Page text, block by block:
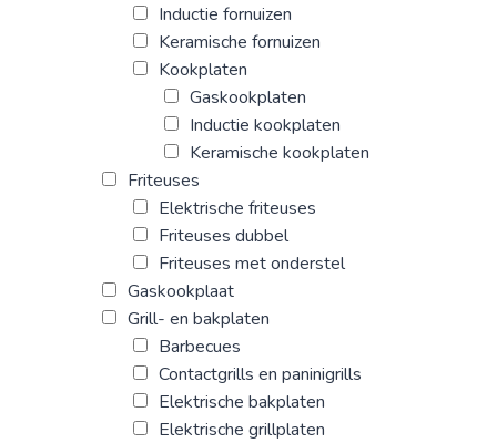
Inductie fornuizen
Keramische fornuizen
Kookplaten
Gaskookplaten
Inductie kookplaten
Keramische kookplaten
Friteuses
Elektrische friteuses
Friteuses dubbel
Friteuses met onderstel
Gaskookplaat
Grill- en bakplaten
Barbecues
Contactgrills en paninigrills
Elektrische bakplaten
Elektrische grillplaten